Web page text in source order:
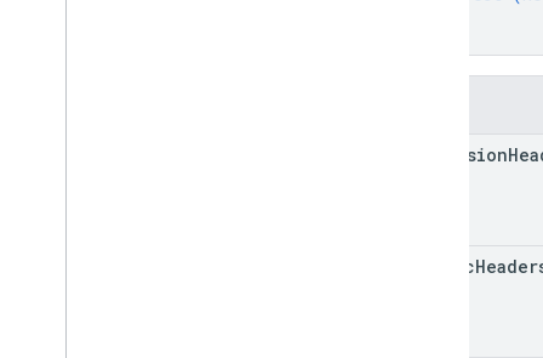
dimension
metric